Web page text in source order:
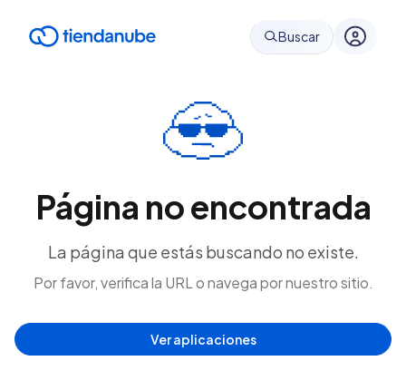
Buscar
Página no encontrada
La página que estás buscando no existe.
Por favor, verifica la URL o navega por nuestro sitio.
Ver aplicaciones